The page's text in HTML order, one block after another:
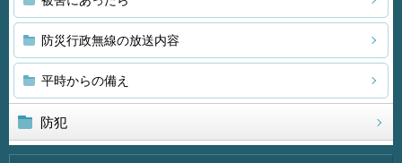
防災行政無線の放送内容
平時からの備え
防犯